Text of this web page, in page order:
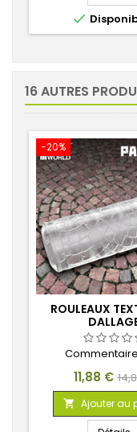

16 AUTRES
-20%
ROULEAUX
Prix
11,88 € Prix
de
 Ajouter au